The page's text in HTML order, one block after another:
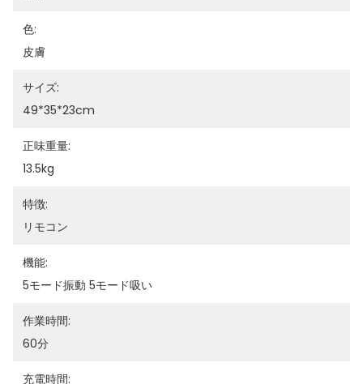
色:
皮膚
サイズ:
49*35*23cm
正味重量:
13.5kg
特徴:
リモコン
機能:
5モード振動 5モード吸い
作業時間:
60分
充電時間: